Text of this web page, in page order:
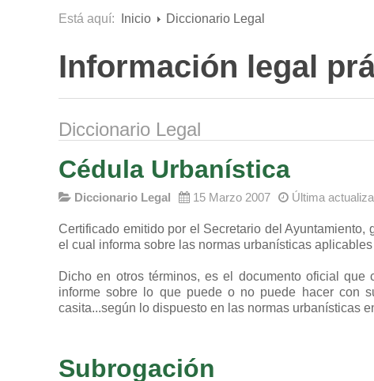
Está aquí: Inicio Diccionario Legal
Información legal
Diccionario Legal
Cédula Urbanística
Diccionario Legal 15 Marzo 2007 Última
Certificado emitido por el Secretario del
el cual informa sobre las normas urbanísticas
Dicho en otros términos, es el documento oficial
informe sobre lo que puede o no puede hacer con
casita...según lo dispuesto en las normas urbanísticas
Subrogación